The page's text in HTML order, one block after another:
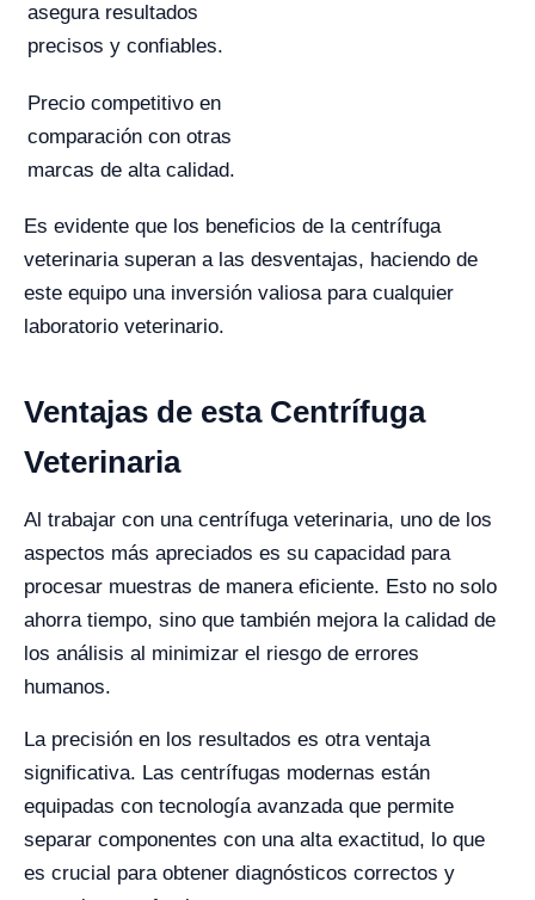
asegura resultados
precisos y confiables.
Precio competitivo en
comparación con otras
marcas de alta calidad.
Es evidente que los beneficios de la centrífuga
veterinaria superan a las desventajas, haciendo de
este equipo una inversión valiosa para cualquier
laboratorio veterinario.
Ventajas de esta Centrífuga
Veterinaria
Al trabajar con una centrífuga veterinaria, uno de los
aspectos más apreciados es su capacidad para
procesar muestras de manera eficiente. Esto no solo
ahorra tiempo, sino que también mejora la calidad de
los análisis al minimizar el riesgo de errores
humanos.
La precisión en los resultados es otra ventaja
significativa. Las centrífugas modernas están
equipadas con tecnología avanzada que permite
separar componentes con una alta exactitud, lo que
es crucial para obtener diagnósticos correctos y